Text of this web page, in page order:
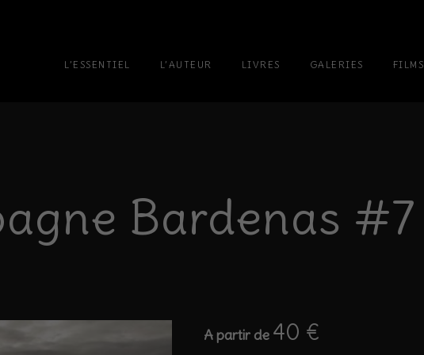
L’ESSENTIEL L’AUTEUR LIVRES GALERIES FILMS
Bardenas #7
A partir de 40 €